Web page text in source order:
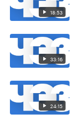
18:53
33:16
24:15